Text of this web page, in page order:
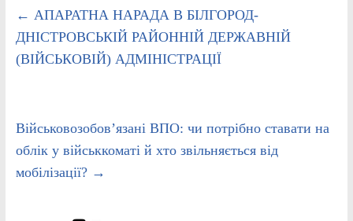
← АПАРАТНА НАРАДА В БІЛГОРОД-
ДНІСТРОВСЬКІЙ РАЙОННІЙ ДЕРЖАВНІЙ
(ВІЙСЬКОВІЙ) АДМІНІСТРАЦІЇ
Військовозобов’язані ВПО: чи потрібно ставати на
облік у військкоматі й хто звільняється від
мобілізації? →